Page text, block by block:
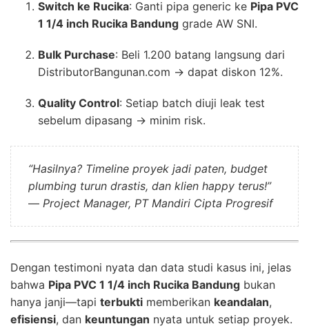
Switch ke Rucika: Ganti pipa generic ke Pipa PVC
1 1/4 inch Rucika Bandung grade AW SNI.
Bulk Purchase: Beli 1.200 batang langsung dari
DistributorBangunan.com → dapat diskon 12%.
Quality Control: Setiap batch diuji leak test
sebelum dipasang → minim risk.
“Hasilnya? Timeline proyek jadi paten, budget
plumbing turun drastis, dan klien happy terus!”
— Project Manager, PT Mandiri Cipta Progresif
Dengan testimoni nyata dan data studi kasus ini, jelas
bahwa Pipa PVC 1 1/4 inch Rucika Bandung bukan
hanya janji—tapi terbukti memberikan keandalan,
efisiensi, dan keuntungan nyata untuk setiap proyek.